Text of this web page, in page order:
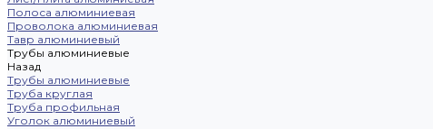
Полоса алюминиевая
Проволока алюминиевая
Тавр алюминиевый
Трубы алюминиевые
Назад
Трубы алюминиевые
Труба круглая
Труба профильная
Уголок алюминиевый